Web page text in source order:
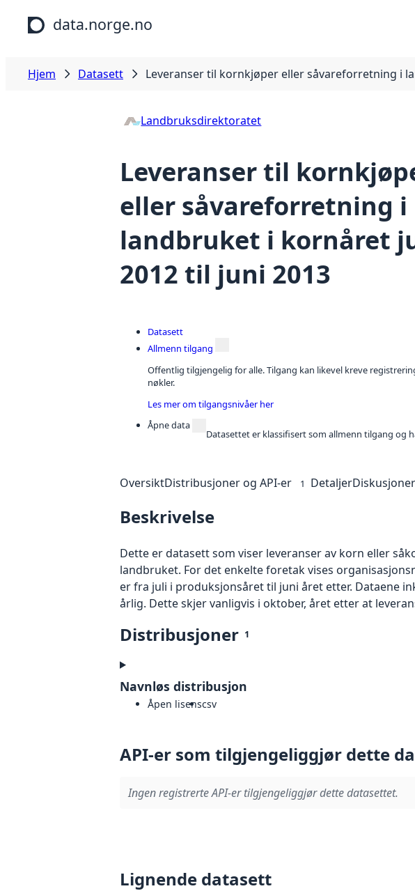
Hopp til hovedinnhold
data.norge.no
Hjem Datasett Leveranser til kornkjøper eller såvareforretning i
Landbruksdirektoratet
Leveranser til
eller såvareforretning i
landbruket i kornåret
2012 til juni 2013
Datasett
Allmenn tilgang
Offentlig tilgjengelig for alle. Tilgang kan likevel kreve
nøkler.
Les mer om tilgangsnivåer her
Åpne data
Datasettet er klassifisert som allmenn tilgang og
OversiktDistribusjoner og API-er 1 DetaljerDiskusjoner
Beskrivelse
Dette er datasett som viser leveranser av korn eller
landbruket. For det enkelte foretak vises
er fra juli i produksjonsåret til juni året etter. Dataene
årlig. Dette skjer vanligvis i oktober, året etter at
Distribusjoner 1
Navnløs distribusjon
Åpen lisenscsv
API-er som tilgjengeliggjør dette
Ingen registrerte API-er tilgjengeliggjør dette datasettet.
Lignende datasett